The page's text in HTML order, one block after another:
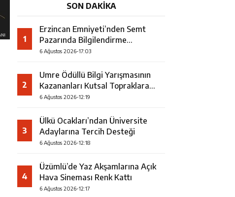
SON DAKİKA
1
Erzincan Emniyeti’nden Semt
Pazarında Bilgilendirme
Faaliyeti
6 Ağustos 2026-17:03
2
Umre Ödüllü Bilgi Yarışmasının
Kazananları Kutsal Topraklara
Uğurlandı
6 Ağustos 2026-12:19
3
Ülkü Ocakları’ndan Üniversite
Adaylarına Tercih Desteği
6 Ağustos 2026-12:18
4
Üzümlü’de Yaz Akşamlarına Açık
Hava Sineması Renk Kattı
6 Ağustos 2026-12:17